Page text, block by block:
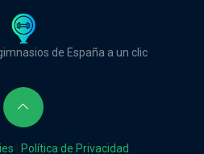
de España a un clic
Política de Privacidad